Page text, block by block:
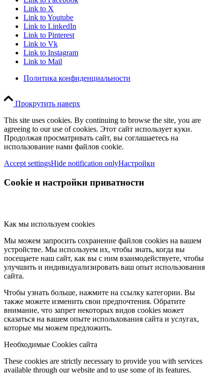
Link to X
Link to Youtube
Link to LinkedIn
Link to Pinterest
Link to Vk
Link to Instagram
Link to Mail
Политика конфиденциальности
Прокрутить наверх
This site uses cookies. By continuing to browse the site, you are
agreeing to our use of cookies. Этот сайт использует куки.
Продолжая просматривать сайт, вы соглашаетесь на
использование нами файлов cookie.
Accept settingsHide notification onlyНастройки
Cookie и настройки приватности
Как мы используем cookies
Мы можем запросить сохранение файлов cookies на вашем
устройстве. Мы используем их, чтобы знать, когда вы
посещаете наш сайт, как вы с ним взаимодействуете, чтобы
улучшить и индивидуализировать ваш опыт использования
сайта.
Чтобы узнать больше, нажмите на ссылку категории. Вы
также можете изменить свои предпочтения. Обратите
внимание, что запрет некоторых видов cookies может
сказаться на вашем опыте испольхования сайта и услугах,
которые мы можем предложить.
Необходимые Cookies сайта
These cookies are strictly necessary to provide you with services
available through our website and to use some of its features.